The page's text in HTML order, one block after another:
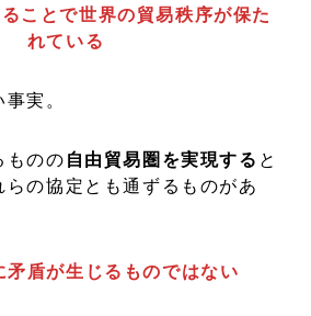
ことで世界の貿易秩序が保た
れている
実。
ものの自由貿易圏を実現する と
の協定とも通ずるものがあ
矛盾が生じるものではない